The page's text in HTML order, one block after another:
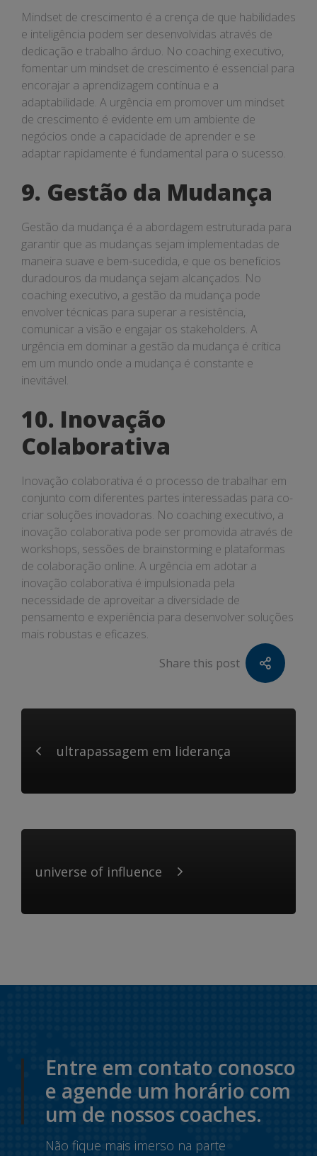
Mindset de crescimento é a crença de que habilidades
e inteligência podem ser desenvolvidas através de
dedicação e trabalho árduo. No coaching executivo,
fomentar um mindset de crescimento é essencial para
encorajar a aprendizagem contínua e a
adaptabilidade. A urgência em promover um mindset
de crescimento é evidente em um ambiente de
negócios onde a capacidade de aprender e se
adaptar rapidamente é fundamental para o sucesso.
9. Gestão da Mudança
Gestão da mudança é a abordagem estruturada para
garantir que as mudanças sejam implementadas de
maneira suave e bem-sucedida, e que os benefícios
duradouros da mudança sejam alcançados. No
coaching executivo, a gestão da mudança pode
envolver técnicas para superar a resistência,
comunicar a visão e engajar os stakeholders. A
urgência em dominar a gestão da mudança é crítica
em um mundo onde a mudança é constante e
inevitável.
10. Inovação
Colaborativa
Inovação colaborativa é o processo de trabalhar em
conjunto com diferentes partes interessadas para co-
criar soluções inovadoras. No coaching executivo, a
inovação colaborativa pode ser promovida através de
workshops, sessões de brainstorming e plataformas
de colaboração online. A urgência em adotar a
inovação colaborativa é impulsionada pela
necessidade de aproveitar a diversidade de
pensamento e experiência para desenvolver soluções
mais robustas e eficazes.
Share this post
ultrapassagem em liderança
universe of influence
Entre em contato conosco
e agende um horário com
um de nossos coaches.
Não fique mais imerso na parte